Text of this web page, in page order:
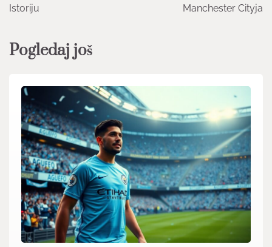
Istoriju
Manchester Cityja
Pogledaj još